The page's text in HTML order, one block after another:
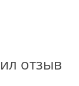
отзыв